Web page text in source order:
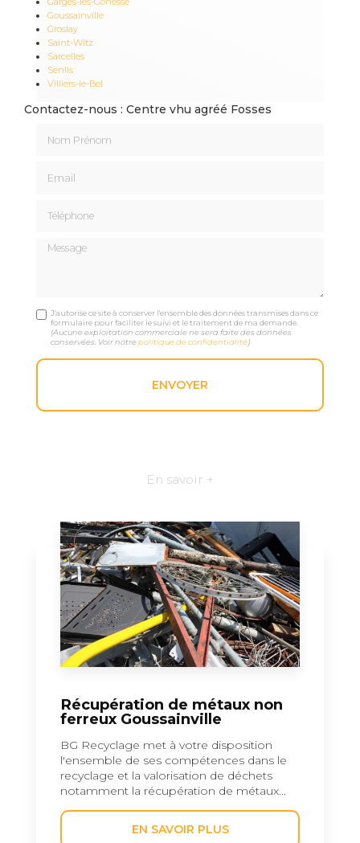
Goussainville
Groslay
Saint-Witz
Sarcelles
Senlis
Villiers-le-Bel
Contactez-nous : Centre vhu agréé Fosses
Message
J'autorise ce site à conserver l'ensemble des données transmises dans ce
formulaire pour faciliter le suivi et le traitement de ma demande.
(Aucune exploitation commerciale ne sera faite des données
conservées. Voir notrepolitique de confidentialité)
En savoir +
Récupération de métaux non
ferreux Goussainville
BG Recyclage met à votre disposition
l'ensemble de ses compétences dans le
recyclage et la valorisation de déchets
notamment la récupération de métaux...
EN SAVOIR PLUS